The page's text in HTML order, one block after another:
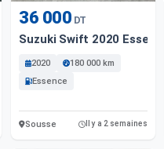
36 000 DT
Suzuki Swift 2020 Essence
2020
180 000 km
Essence
Sousse Il y a 2 semaines